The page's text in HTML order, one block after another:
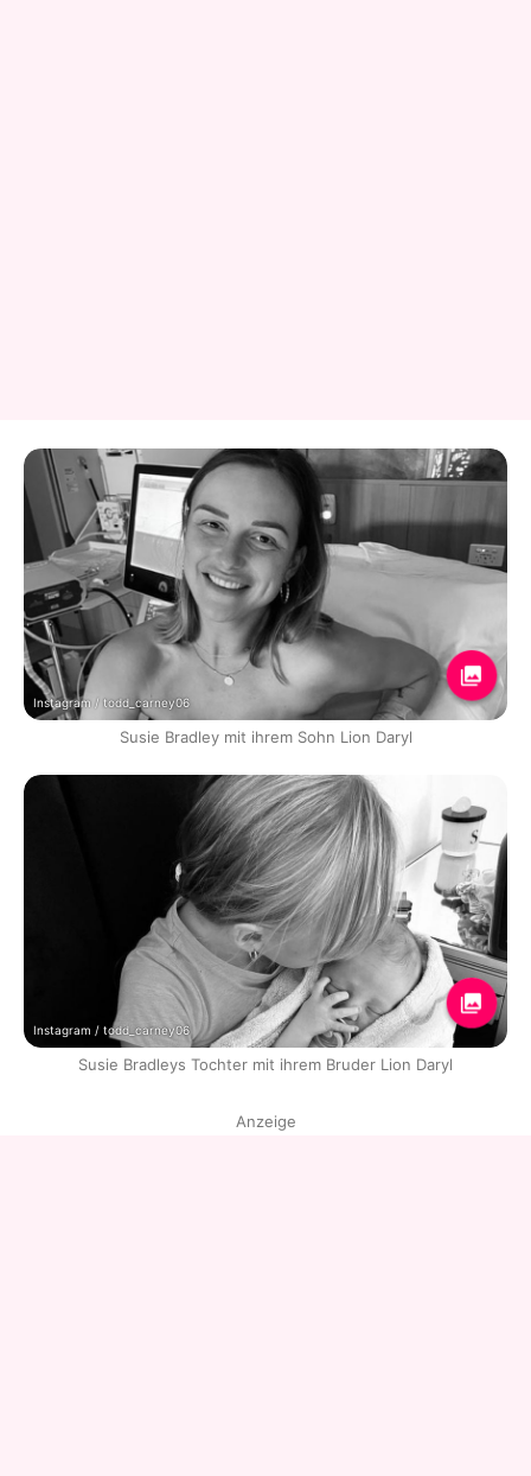
Instagram / todd_carney06
Susie Bradley mit ihrem Sohn Lion Daryl
Instagram / todd_carney06
Susie Bradleys Tochter mit ihrem Bruder Lion Daryl
Anzeige